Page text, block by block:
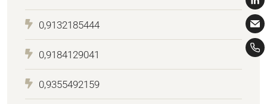
0,9132185444
0,9184129041
0,9355492159